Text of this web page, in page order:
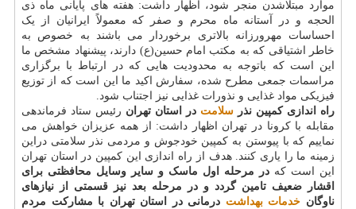
موارد مبتلاشدن منجر شود، اظهار داشت: هفته های پایانی ماه ذی
الحجه و در آستانه ماه محرم و صفر که معمولاً ایرانیان از یک
احساسات مهرورزانه بالاتری برخوردار می باشند به خصوص به
خاطر اشتیاقی که به مکتب امام حسین(ع) دارند، پیشنهاد مشخص ما
این است که باتوجه به محدودیت هایی که در ارتباط با برگزاری
مراسمات جمعی مطرح شده، سفارش اکید ما این است که از توزیع
فیزیکی مواد غذایی و نذورات غذایی نیز اجتناب شود.
راه اندازی کمپین نذر سلامت در استان تهران رئیس ستاد فرماندهی
مقابله با کرونا در تهران اظهار داشت: از همه عزیزان خواهش می
نماییم که با پیوستن به کمپین خودجوش و مردمی نذر سلامتی دراین
زمینه ما را یاری کنند. هدف از راه اندازی این کمپین در استان تهران
این است که در مرحله اول ماسک و سایر وسایل محافظتی برای
اقشار ضعیف تامین گردد و در مرحله بعد نیز قسمتی از نیازهای
ناوگان خدمات بهداشت درمانی در استان تهران با مشارکت مردم